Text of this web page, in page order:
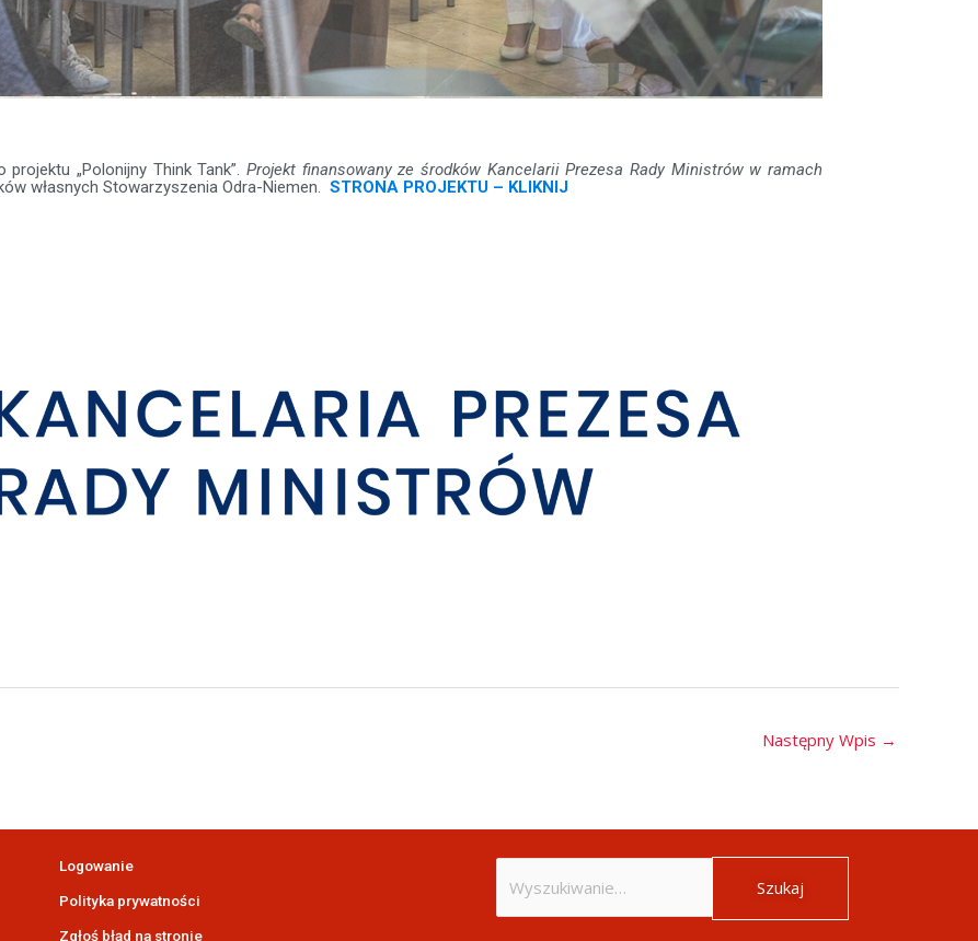
„Polonijny Think Tank”. Projekt finansowany ze środków Kancelarii Prezesa Rady Ministrów w ramach
własnych Stowarzyszenia Odra-Niemen. STRONA PROJEKTU – KLIKNIJ
Następny Wpis →
Logowanie
Polityka prywatności
Zgłoś błąd na stronie
Szukaj
dla: